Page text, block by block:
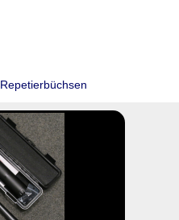
Repetierbüchsen